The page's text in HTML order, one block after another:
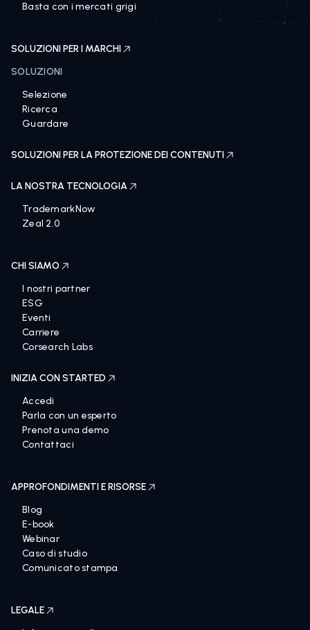
Basta con i mercati grigi
SOLUZIONI PER I MARCHI
SOLUZIONI
Selezione
Ricerca
Guardare
SOLUZIONI PER LA PROTEZIONE DEI CONTENUTI
LA NOSTRA TECNOLOGIA
TrademarkNow
Zeal 2.0
CHI SIAMO
I nostri partner
ESG
Eventi
Carriere
Corsearch Labs
INIZIA CON STARTED
Accedi
Parla con un esperto
Prenota una demo
Contattaci
APPROFONDIMENTI E RISORSE
Blog
E-book
Webinar
Caso di studio
Comunicato stampa
LEGALE